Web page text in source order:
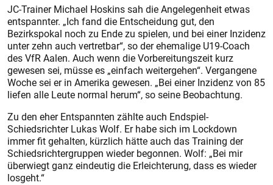
JC-Trainer Michael Hoskins sah die Angelegenheit etwas
entspann­ter. „Ich fand die Entscheidung gut, den
Bezirkspokal noch zu Ende zu spielen, und bei einer Inzidenz
unter zehn auch vertretbar“, so der ehemalige U19-Coach
des VfR Aalen. Auch wenn die Vorbereitungszeit kurz
gewesen sei, müsse es „einfach weitergehen“. Vergangene
Woche sei er in Amerika gewesen. „Bei einer Inzidenz von 85
liefen alle Leute normal herum“, so seine Beobachtung.
Zu den eher Entspannten zählte auch Endspiel-
Schiedsrichter Lukas Wolf. Er habe sich im Lockdown
immer fit gehalten, kürzlich hätte auch das Training der
Schiedsrichtergruppen wieder begonnen. Wolf: „Bei mir
überwiegt ganz eindeutig die Erleichterung, dass es wieder
losgeht.“